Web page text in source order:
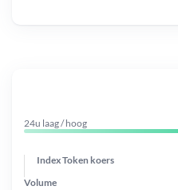
24u laag / hoog
Index Token koers
Volume